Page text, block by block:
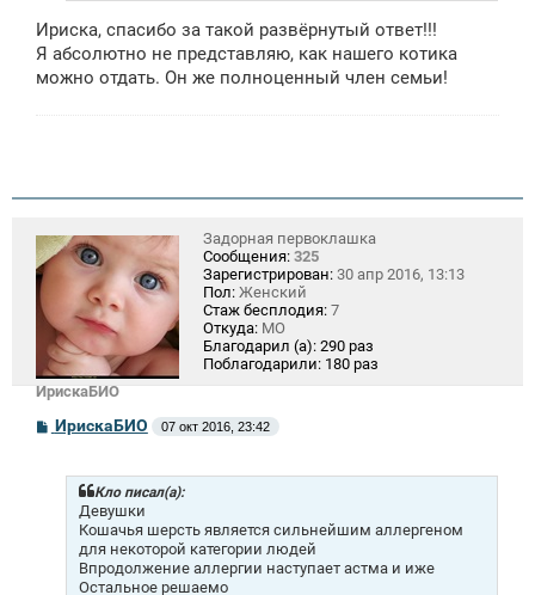
Ириска, спасибо за такой развёрнутый ответ!!!
Я абсолютно не представляю, как нашего котика
можно отдать. Он же полноценный член семьи!
ИрискаБИО
Задорная первоклашка
Сообщения: 325
Зарегистрирован: 30 апр 2016, 13:13
Пол: Женский
Стаж бесплодия: 7
Откуда: МО
Благодарил (а): 290 раз
Поблагодарили: 180 раз
СИрискаБИО 07 окт 2016, 23:42
Кло писал(а):
Девушки
Кошачья шерсть является сильнейшим аллергеном
для некоторой категории людей
Впродолжение аллергии наступает астма и иже
Остальное решаемо